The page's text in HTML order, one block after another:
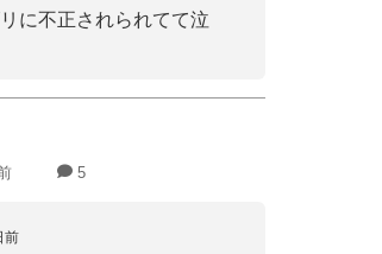
に不正されられてて泣
5
前